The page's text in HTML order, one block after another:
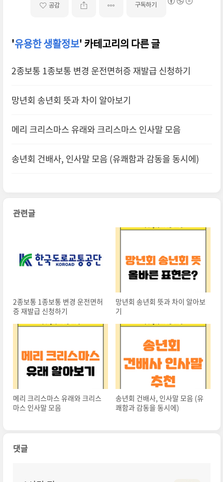
공감 구독하기
'유용한 생활정보' 카테고리의 다른 글
2종보통 1종보통 변경 운전면허증 재발급 신청하기
망년회 송년회 뜻과 차이 알아보기
메리 크리스마스 유래와 크리스마스 인사말 모음
송년회 건배사, 인사말 모음 (유쾌함과 감동을 동시에)
관련글
2종보통 1종보통 변경 운전면허
증 재발급 신청하기
망년회 송년회 뜻과 차이 알아보
기
메리 크리스마스 유래와 크리스
마스 인사말 모음
송년회 건배사, 인사말 모음 (유
쾌함과 감동을 동시에)
댓글